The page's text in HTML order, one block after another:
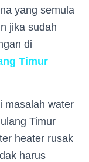
yang semula
jika sudah
di
Timur
masalah water
Timur
heater rusak
harus